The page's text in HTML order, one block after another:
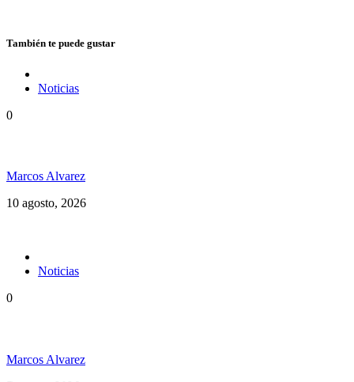
También te puede gustar
Noticias
0
Marcos Alvarez
10 agosto, 2026
Noticias
0
Marcos Alvarez